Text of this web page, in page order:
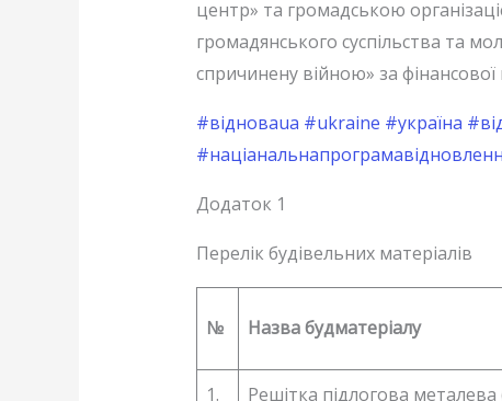
центр» та громадською
громадянського суспільства та
спричинену війною» за
#відноваua #ukraine #україна
Додаток 1
Перелік будівельних матеріалів
№ Назва будматеріалу
1. Решітка підлогова